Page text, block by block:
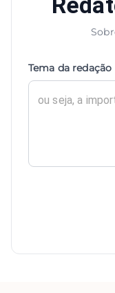
Tema da redação